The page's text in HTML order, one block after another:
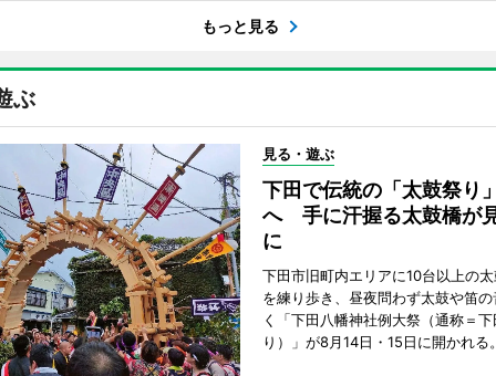
もっと見る
ぶ
見る・遊ぶ
下田で伝統の「太鼓祭り
へ 手に汗握る太鼓橋が
に
下田市旧町内エリアに10台以上の
を練り歩き、昼夜問わず太鼓や笛
く「下田八幡神社例大祭（通称＝
り）」が8月14日・15日に開かれる